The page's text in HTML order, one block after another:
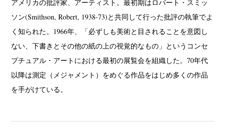
アメリカの批評家、アーティスト。最初期はロバート・スミッ
ソン(Smithson, Robert, 1938-73)と共同して行った批評の執筆でよ
く知られた。1966年、「必ずしも美術と目されることを意図し
ない、下書きとその他の紙の上の視覚的なもの」というコンセ
プチュアル・アートにおける最初の展覧会を組織した。70年代
以降は測定（メジャメント）をめぐる作品をはじめ多くの作品
を手がけている。